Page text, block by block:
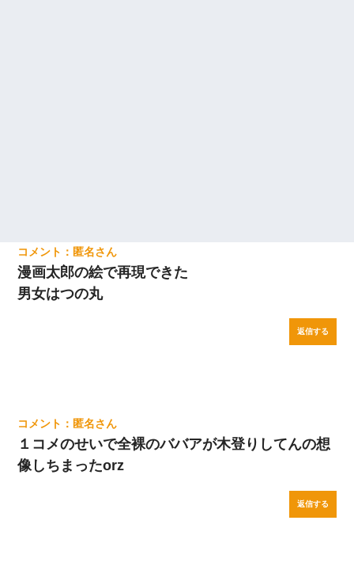
匿名
漫画太郎の絵で再現できた
男女はつの丸
返信する
匿名
１コメのせいで全裸のババアが木登りしてんの想
像しちまったorz
返信する